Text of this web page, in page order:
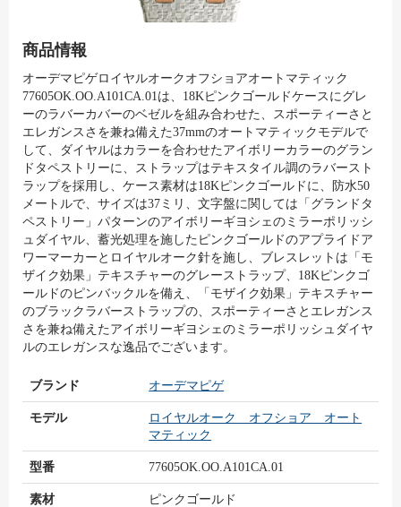
商品情報
オーデマピゲロイヤルオークオフショアオートマティック
77605OK.OO.A101CA.01は、18Kピンクゴールドケースにグレ
ーのラバーカバーのベゼルを組み合わせた、スポーティーさと
エレガンスさを兼ね備えた37mmのオートマティックモデルで
して、ダイヤルはカラーを合わせたアイボリーカラーのグラン
ドタペストリーに、ストラップはテキスタイル調のラバースト
ラップを採用し、ケース素材は18Kピンクゴールドに、防水50
メートルで、サイズは37ミリ、文字盤に関しては「グランドタ
ペストリー」パターンのアイボリーギヨシェのミラーポリッシ
ュダイヤル、蓄光処理を施したピンクゴールドのアプライドア
ワーマーカーとロイヤルオーク針を施し、ブレスレットは「モ
ザイク効果」テキスチャーのグレーストラップ、18Kピンクゴ
ールドのピンバックルを備え、「モザイク効果」テキスチャー
のブラックラバーストラップの、スポーティーさとエレガンス
さを兼ね備えたアイボリーギヨシェのミラーポリッシュダイヤ
ルのエレガンスな逸品でございます。
ブランド オーデマピゲ
モデル
ロイヤルオーク オフショア オート
マティック
型番 77605OK.OO.A101CA.01
素材 ピンクゴールド